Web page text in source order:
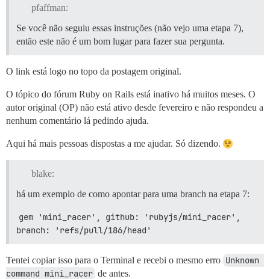
pfaffman:
Se você não seguiu essas instruções (não vejo uma etapa 7),
então este não é um bom lugar para fazer sua pergunta.
O link está logo no topo da postagem original.
O tópico do fórum Ruby on Rails está inativo há muitos meses. O
autor original (OP) não está ativo desde fevereiro e não respondeu a
nenhum comentário lá pedindo ajuda.
Aqui há mais pessoas dispostas a me ajudar. Só dizendo.
blake:
há um exemplo de como apontar para uma branch na etapa 7:
gem 'mini_racer', github: 'rubyjs/mini_racer',
branch: 'refs/pull/186/head'
Tentei copiar isso para o Terminal e recebi o mesmo erro Unknown
command mini_racer de antes.